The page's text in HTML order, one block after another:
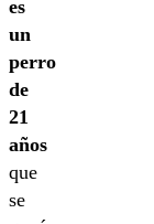
es
un
perro
de
21
años
que
se